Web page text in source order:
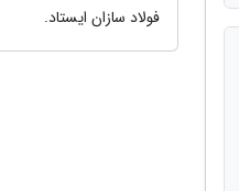
فولاد سازان ایستاد.